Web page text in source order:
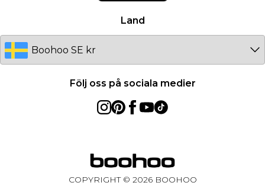
Land
Följ oss på sociala medier
COPYRIGHT © 2026BOOHOO